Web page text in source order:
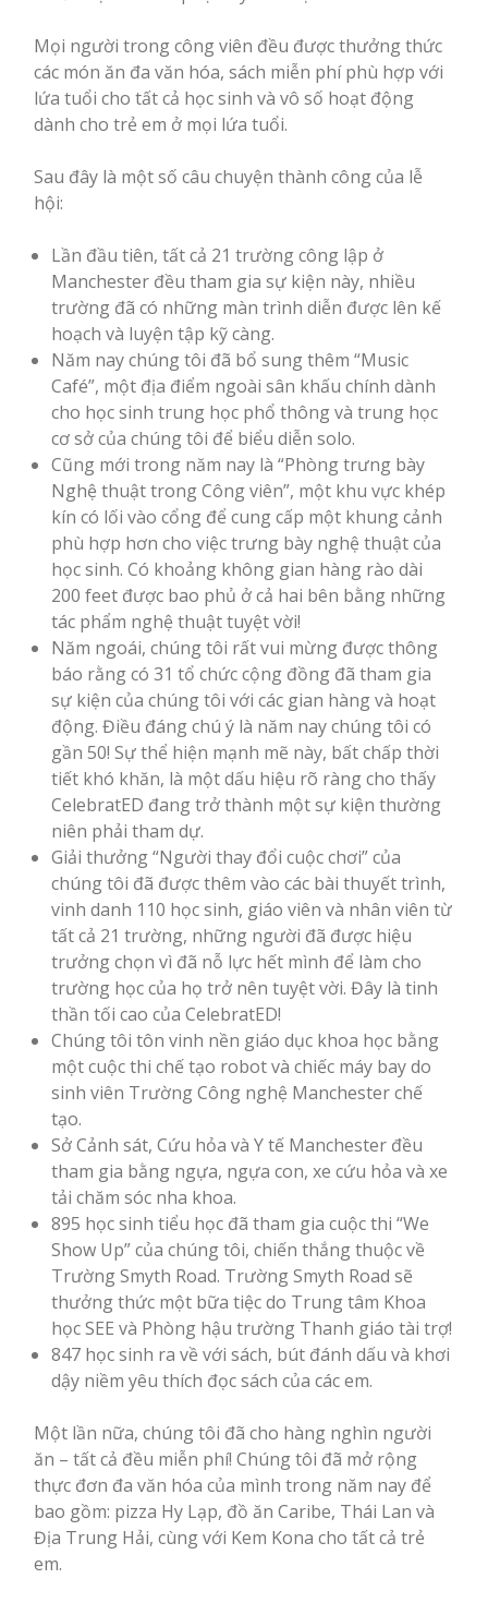
Mọi người trong công viên đều được thưởng thức
các món ăn đa văn hóa, sách miễn phí phù hợp với
lứa tuổi cho tất cả học sinh và vô số hoạt động
dành cho trẻ em ở mọi lứa tuổi.
Sau đây là một số câu chuyện thành công của lễ
hội:
Lần đầu tiên, tất cả 21 trường công lập ở
Manchester đều tham gia sự kiện này, nhiều
trường đã có những màn trình diễn được lên kế
hoạch và luyện tập kỹ càng.
Năm nay chúng tôi đã bổ sung thêm “Music
Café”, một địa điểm ngoài sân khấu chính dành
cho học sinh trung học phổ thông và trung học
cơ sở của chúng tôi để biểu diễn solo.
Cũng mới trong năm nay là “Phòng trưng bày
Nghệ thuật trong Công viên”, một khu vực khép
kín có lối vào cổng để cung cấp một khung cảnh
phù hợp hơn cho việc trưng bày nghệ thuật của
học sinh. Có khoảng không gian hàng rào dài
200 feet được bao phủ ở cả hai bên bằng những
tác phẩm nghệ thuật tuyệt vời!
Năm ngoái, chúng tôi rất vui mừng được thông
báo rằng có 31 tổ chức cộng đồng đã tham gia
sự kiện của chúng tôi với các gian hàng và hoạt
động. Điều đáng chú ý là năm nay chúng tôi có
gần 50! Sự thể hiện mạnh mẽ này, bất chấp thời
tiết khó khăn, là một dấu hiệu rõ ràng cho thấy
CelebratED đang trở thành một sự kiện thường
niên phải tham dự.
Giải thưởng “Người thay đổi cuộc chơi” của
chúng tôi đã được thêm vào các bài thuyết trình,
vinh danh 110 học sinh, giáo viên và nhân viên từ
tất cả 21 trường, những người đã được hiệu
trưởng chọn vì đã nỗ lực hết mình để làm cho
trường học của họ trở nên tuyệt vời. Đây là tinh
thần tối cao của CelebratED!
Chúng tôi tôn vinh nền giáo dục khoa học bằng
một cuộc thi chế tạo robot và chiếc máy bay do
sinh viên Trường Công nghệ Manchester chế
tạo.
Sở Cảnh sát, Cứu hỏa và Y tế Manchester đều
tham gia bằng ngựa, ngựa con, xe cứu hỏa và xe
tải chăm sóc nha khoa.
895 học sinh tiểu học đã tham gia cuộc thi “We
Show Up” của chúng tôi, chiến thắng thuộc về
Trường Smyth Road. Trường Smyth Road sẽ
thưởng thức một bữa tiệc do Trung tâm Khoa
học SEE và Phòng hậu trường Thanh giáo tài trợ!
847 học sinh ra về với sách, bút đánh dấu và khơi
dậy niềm yêu thích đọc sách của các em.
Một lần nữa, chúng tôi đã cho hàng nghìn người
ăn – tất cả đều miễn phí! Chúng tôi đã mở rộng
thực đơn đa văn hóa của mình trong năm nay để
bao gồm: pizza Hy Lạp, đồ ăn Caribe, Thái Lan và
Địa Trung Hải, cùng với Kem Kona cho tất cả trẻ
em.